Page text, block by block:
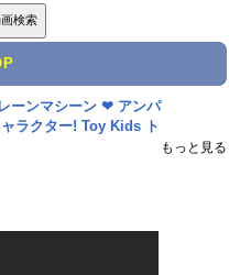
ーンマシーン ❤ アンパ
ラクター! Toy Kids ト
もっと見る